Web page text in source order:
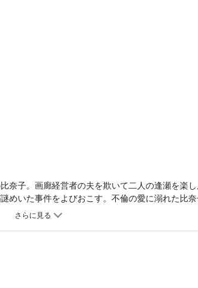
奈子。画廊経営者の夫を欺いて二人の逢瀬を楽
めいた事件をよびおこす。不倫の愛に溺れた比
の愛を描くラブサスペンス書き下ろし。